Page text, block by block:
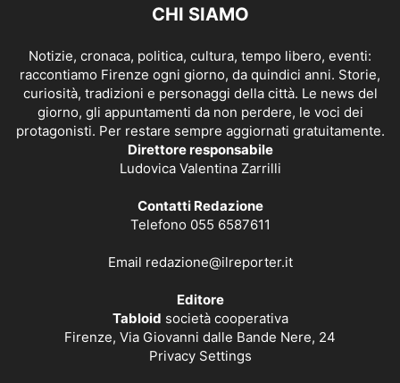
CHI SIAMO
Notizie, cronaca, politica, cultura, tempo libero, eventi:
raccontiamo Firenze ogni giorno, da quindici anni. Storie,
curiosità, tradizioni e personaggi della città. Le news del
giorno, gli appuntamenti da non perdere, le voci dei
protagonisti. Per restare sempre aggiornati gratuitamente.
Direttore responsabile
Ludovica Valentina Zarrilli
Contatti Redazione
Telefono 055 6587611
Email redazione@ilreporter.it
Editore
Tabloid società cooperativa
Firenze, Via Giovanni dalle Bande Nere, 24
Privacy Settings